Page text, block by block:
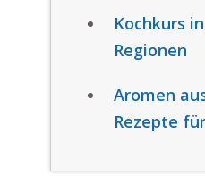
Kochkurs
Regionen
Aromen
Rezepte